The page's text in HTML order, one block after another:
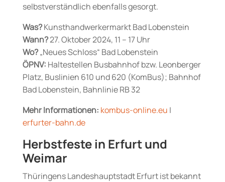
selbstverständlich ebenfalls gesorgt.
Was?Kunsthandwerkermarkt Bad Lobenstein
Wann?27. Oktober 2024, 11 – 17 Uhr
Wo?„Neues Schloss“ Bad Lobenstein
ÖPNV: Haltestellen Busbahnhof bzw. Leonberger
Platz, Buslinien 610 und 620 (KomBus); Bahnhof
Bad Lobenstein, Bahnlinie RB 32
Mehr Informationen: kombus-online.eu |
erfurter-bahn.de
Herbstfeste in Erfurt und
Weimar
Thüringens Landeshauptstadt Erfurt ist bekannt